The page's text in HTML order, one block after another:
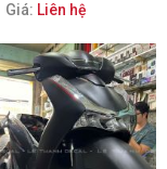
Giá: Liên hệ